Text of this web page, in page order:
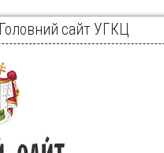
Головний сайт УГКЦ